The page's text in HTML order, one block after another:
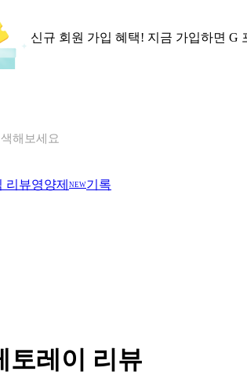
신규 회원 가입 혜택! 지금 가입하면 G
해보세요
리뷰영양제 NEW기록
토레이 리뷰